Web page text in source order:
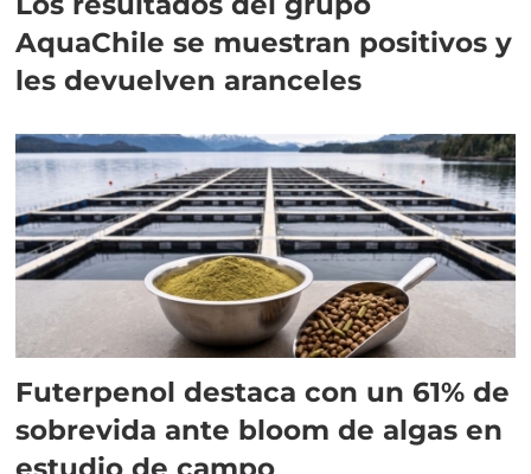
AquaChile se muestran positivos y
les devuelven aranceles
Futerpenol destaca con un 61% de
sobrevida ante bloom de algas en